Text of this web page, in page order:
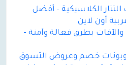
الكلاسيكية - أفضل
أون لاين
بطرق فعالة وآمنة -